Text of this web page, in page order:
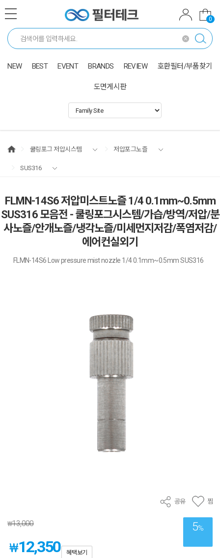
0
NEW BEST EVENT BRANDS REVIEW 호환필터/부품찾기
도면게시판
쿨링포그 저압시스템 저압포그노즐
SUS316
FLMN-14S6 저압미스트노즐 1/4 0.1mm~0.5mm
SUS316 모음전 - 쿨링포그시스템/가습/방역/저압/분
사노즐/안개노즐/냉각노즐/미세먼지저감/폭염저감/
에어컨실외기
FLMN-14S6 Low pressure mist nozzle 1/4 0.1mm~0.5mm SUS316
공유 찜
5%
₩13,000
₩12,350 혜택보기